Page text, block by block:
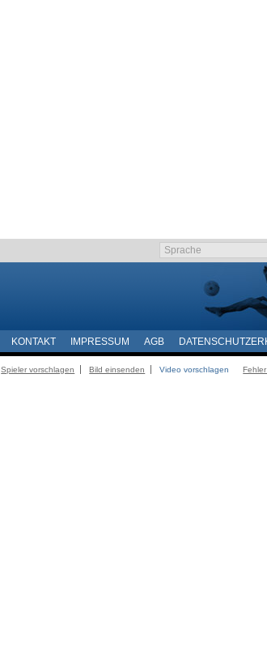
KONTAKT IMPRESSUM AGB
Spieler vorschlagen Bild einsenden Video vorschlagen